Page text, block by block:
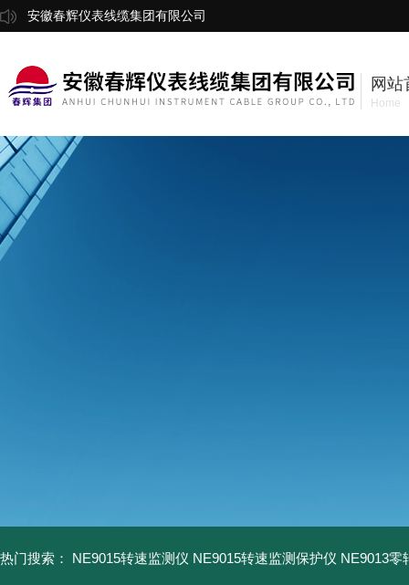
安徽春辉仪表线缆集团有限公司
网站
Home
热门搜索： NE9015转速监测仪 NE9015转速监测保护仪 NE9013零